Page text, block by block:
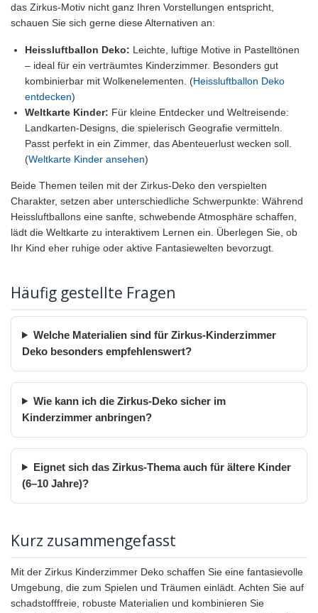
das Zirkus-Motiv nicht ganz Ihren Vorstellungen entspricht,
schauen Sie sich gerne diese Alternativen an:
Heissluftballon Deko: Leichte, luftige Motive in Pastelltönen
– ideal für ein verträumtes Kinderzimmer. Besonders gut
kombinierbar mit Wolkenelementen. (Heissluftballon Deko
entdecken)
Weltkarte Kinder: Für kleine Entdecker und Weltreisende:
Landkarten-Designs, die spielerisch Geografie vermitteln.
Passt perfekt in ein Zimmer, das Abenteuerlust wecken soll.
(Weltkarte Kinder ansehen)
Beide Themen teilen mit der Zirkus-Deko den verspielten
Charakter, setzen aber unterschiedliche Schwerpunkte: Während
Heissluftballons eine sanfte, schwebende Atmosphäre schaffen,
lädt die Weltkarte zu interaktivem Lernen ein. Überlegen Sie, ob
Ihr Kind eher ruhige oder aktive Fantasiewelten bevorzugt.
Häufig gestellte Fragen
Welche Materialien sind für Zirkus-Kinderzimmer
Deko besonders empfehlenswert?
Wie kann ich die Zirkus-Deko sicher im
Kinderzimmer anbringen?
Eignet sich das Zirkus-Thema auch für ältere Kinder
(6–10 Jahre)?
Kurz zusammengefasst
Mit der Zirkus Kinderzimmer Deko schaffen Sie eine fantasievolle
Umgebung, die zum Spielen und Träumen einlädt. Achten Sie auf
schadstofffreie, robuste Materialien und kombinieren Sie